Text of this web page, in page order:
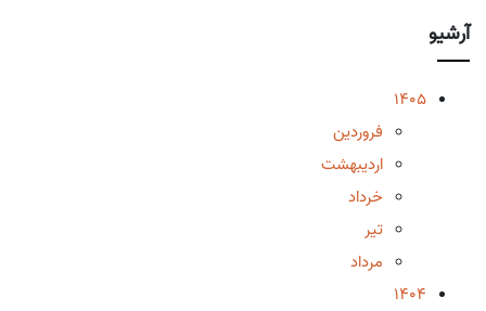
آرشیو
1405
فروردین
اردیبهشت
خرداد
تیر
مرداد
1404